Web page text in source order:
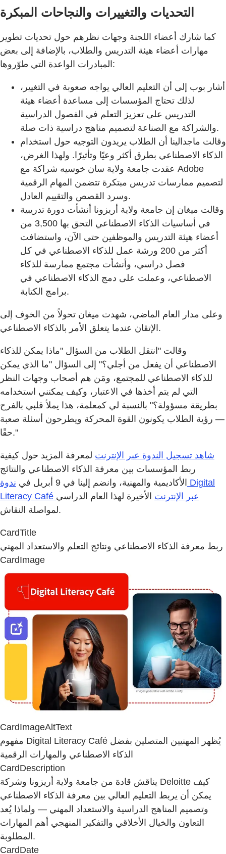
التحديات والتغييرات والنجاحات المبكرة
كما شارك أعضاء اللجنة وجهات نظرهم حول تحديات تطوير
مهارات أعضاء هيئة التدريس والطلاب، بالإضافة إلى بعض
المبادرات الواعدة التي طوّروها:
أشار بوب إلى أن التعليم العالي يواجه صعوبة في التغيير،
لذلك تحتاج المؤسسات إلى مساعدة أعضاء هيئة
التدريس على تعزيز التعلم في الفصول الدراسية
والشراكة مع الصناعة لتصميم مناهج دراسية ذات صلة.
وقالت ماجدالينا أن الطلاب يريدون التوجيه حول استخدام
الذكاء الاصطناعي بطرق أكثر وعيًا وتأثيرًا. ولهذا الغرض،
عقدت جامعة ولاية سان خوسيه شراكة مع Adobe
لتصميم ممارسات تدريس مبتكرة تتضمن المهام الرقمية
وسرد القصص والتقييم العادل.
وقالت ميغان إن جامعة ولاية أريزونا أنشأت دورة تدريبية
في أساسيات الذكاء الاصطناعي التحق بها 3,500 من
أعضاء هيئة التدريس والموظفين حتى الآن، واستضافت
أكثر من 200 ورشة عمل للذكاء الاصطناعي في كل
فصل دراسي، وأنشأت مجتمع ممارسة للذكاء
الاصطناعي، وعملت على دمج الذكاء الاصطناعي في
برامج الكتابة.
وعلى مدار العام الماضي، شهدت ميغان تحولاً من الخوف إلى
الإتقان عندما يتعلق الأمر بالذكاء الاصطناعي.
وقالت "انتقل الطلاب من السؤال "ماذا يمكن للذكاء
الاصطناعي أن يفعل من أجلي؟" إلى السؤال "ما الذي يمكن
للذكاء الاصطناعي للمجتمع، ومَن هم أصحاب وجهات النظر
التي لم يتم أخذها في الاعتبار، وكيف يمكنني استخدامه
بطريقة مسؤولة؟" بالنسبة لي كمعلمة، هذا يملأ قلبي بالفرح
— رؤية الطلاب يكونون القوة المحركة ويطرحون أسئلة صعبة
حقًا."
شاهد تسجيل الندوة عبر الإنترنت لمعرفة المزيد حول كيفية
ربط المؤسسات بين معرفة الذكاء الاصطناعي والنتائج
الأكاديمية والمهنية، وانضم إلينا في 9 أبريل في
ندوة Digital
Literacy Café عبر الإنترنت الأخيرة لهذا العام الدراسي
لمواصلة النقاش.
CardTitle
ربط معرفة الذكاء الاصطناعي ونتائج التعلم والاستعداد المهني
CardImage
CardImageAltText
مفهوم Digital Literacy Café يُظهر المهنيين المتصلين بفضل
الذكاء الاصطناعي والمهارات الرقمية
CardDescription
يناقش قادة من جامعة ولاية أريزونا وشركة Deloitte كيف
يمكن أن يربط التعليم العالي بين معرفة الذكاء الاصطناعي
وتصميم المناهج الدراسية والاستعداد المهني — ولماذا يُعد
التعاون والخيال الأخلاقي والتفكير المنهجي أهم المهارات
المطلوبة.
CardDate